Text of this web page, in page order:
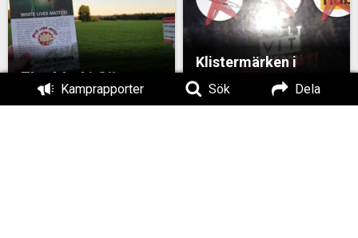
Kamprapporter Sök Dela
Flygblad i Säter
Klistermärken i
Bengtsfors kommun